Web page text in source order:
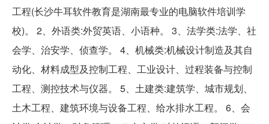
工程(长沙牛耳软件教育是湖南最专业的电脑软件培训学
校)。 2、外语类:外贸英语、小语种。 3、法学类:法学、社
会学、治安学、侦查学。 4、机械类:机械设计制造及其自
动化、材料成型及控制工程、工业设计、过程装备与控制
工程、测控技术与仪器。 5、土建类:建筑学、城市规划、
土木工程、建筑环境与设备工程、给水排水工程。 6、会